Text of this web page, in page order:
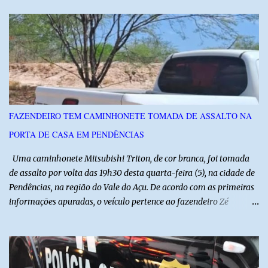
instituições e tecnologias voltadas ao setor. Além das atividades
técnicas, a feira contará com programação cultural. No dia 20 de
agosto, o público poderá prestigiar o show de humor com Mução,
seguido de apresentação musical de Vê Barreto. A Frut & Tec
reforça a importância do Distrito de Irrigação do Baixo Açu como
referência na fruticultura irrigada, promovendo conhecimento,
inovação e oportunidades para o desenvolvimento do agronegócio
potiguar. @associacaodiba
FAZENDEIRO TEM CAMINHONETE TOMADA DE ASSALTO NA
PORTA DE CASA EM PENDÊNCIAS
Uma caminhonete Mitsubishi Triton, de cor branca, foi tomada
de assalto por volta das 19h30 desta quarta-feira (5), na cidade de
Pendências, na região do Vale do Açu. De acordo com as primeiras
informações apuradas, o veículo pertence ao fazendeiro Zé
anunciaram o assalto no momento em que ela estava em frente à
residência, no Centro da cidade. Ainda conforme relatos de